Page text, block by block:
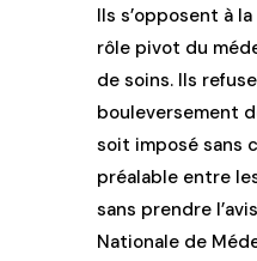
Ils s’opposent à
rôle pivot du
de soins. Ils
bouleversement
soit imposé sans
préalable entre
sans prendre
Nationale de